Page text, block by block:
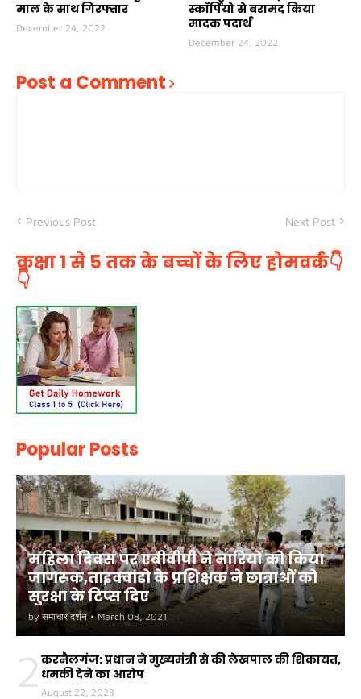
माल के साथ गिरफ्तार
December 24, 2022
स्कॉर्पियो से बरामद किया
मादक पदार्थ
December 24, 2022
Post a Comment
Previous Post Next Post
कक्षा 1 से 5 तक के बच्चों के लिए होमवर्क👇
👇
Popular Posts
महिला दिवस पर एबीवीपी ने नारियों को किया
जागरूक,ताइक्वांडो के प्रशिक्षक ने छात्राओं को
सुरक्षा के टिप्स दिए
by समाचार दर्शन • March 08, 2021
2 करनैलगंज: प्रधान ने मुख्यमंत्री से की लेखपाल की शिकायत,
धमकी देने का आरोप
August 22, 2023